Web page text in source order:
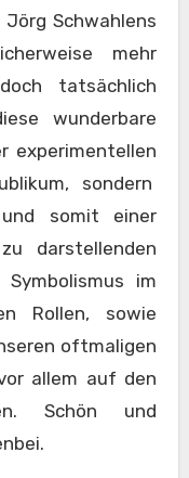
Schwahlens
mehr
tatsächlich
wunderbare
experimentellen
sondern
somit einer
darstellenden
Symbolismus im
Rollen, sowie
oftmaligen
allem auf den
Schön und